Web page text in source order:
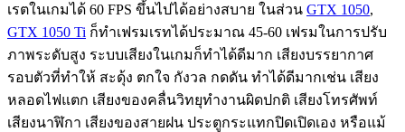
เรตในเกมได้ 60 FPS ขึ้นไปได้อย่างสบาย ในส่วน GTX 1050,
GTX 1050 Ti ก็ทำเฟรมเรทได้ประมาณ 45-60 เฟรมในการปรับ
ภาพระดับสูง ระบบเสียงในเกมก็ทำได้ดีมาก เสียงบรรยากาศ
รอบตัวที่ทำให้ สะดุ้ง ตกใจ กังวล กดดัน ทำได้ดีมากเช่น เสียง
หลอดไฟแตก เสียงของคลื่นวิทยุทำงานผิดปกติ เสียงโทรศัพท์
เสียงนาฬิกา เสียงของสายฝน ประตูกระแทกปิดเปิดเอง หรือแม้